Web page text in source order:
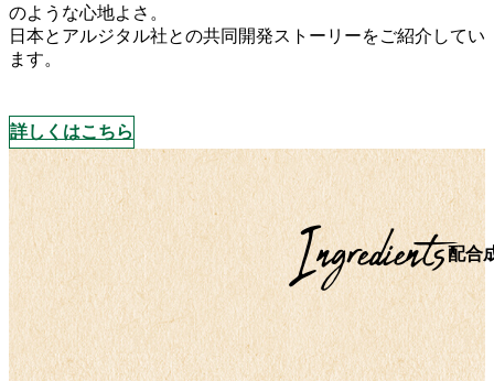
のような心地よさ。
日本とアルジタル社との共同開発ストーリーをご紹介してい
ます。
詳しくはこちら
Ingredients配合